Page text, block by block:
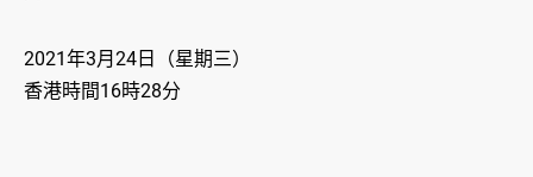
2021年3月24日（星期三）
香港時間16時28分